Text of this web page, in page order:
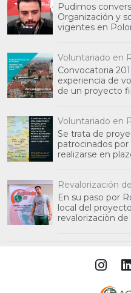
Pudimos
Organización y
vigentes en
Voluntariado en
Convocatoria
experiencia de
de un proyecto
Voluntariado en
Se trata de
patrocinados por
realizarse en
Revalorización
En su paso por
local del
revalorizaciòn